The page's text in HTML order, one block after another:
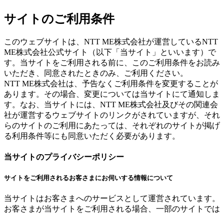
サイトのご利用条件
このウェブサイトは、NTT ME株式会社が運営しているNTT
ME株式会社公式サイト（以下「当サイト」といいます）で
す。当サイトをご利用される前に、このご利用条件をお読み
いただき、同意されたときのみ、ご利用ください。
NTT ME株式会社は、予告なくご利用条件を変更することが
あります。その場合、変更については当サイトにて通知しま
す。なお、当サイトには、NTT ME株式会社及びその関連会
社が運営するウェブサイトのリンクがされていますが、それ
らのサイトのご利用にあたっては、それぞれのサイトが掲げ
る利用条件等にも同意いただく必要があります。
当サイトのプライバシーポリシー
サイトをご利用されるお客さまにお伺いする情報について
当サイトはお客さまへのサービスとして運営されています。
お客さまが当サイトをご利用される場合、一部のサイトでは